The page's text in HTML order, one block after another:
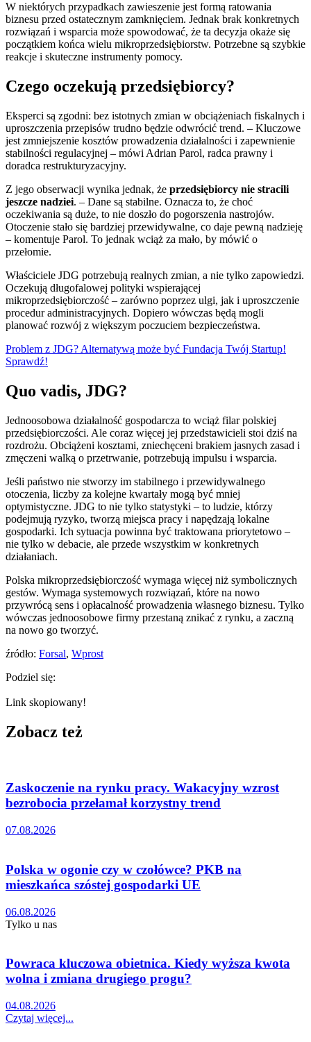
W niektórych przypadkach zawieszenie jest formą ratowania
biznesu przed ostatecznym zamknięciem. Jednak brak konkretnych
rozwiązań i wsparcia może spowodować, że ta decyzja okaże się
początkiem końca wielu mikroprzedsiębiorstw. Potrzebne są szybkie
reakcje i skuteczne instrumenty pomocy.
Czego oczekują przedsiębiorcy?
Eksperci są zgodni: bez istotnych zmian w obciążeniach fiskalnych i
uproszczenia przepisów trudno będzie odwrócić trend. – Kluczowe
jest zmniejszenie kosztów prowadzenia działalności i zapewnienie
stabilności regulacyjnej – mówi Adrian Parol, radca prawny i
doradca restrukturyzacyjny.
Z jego obserwacji wynika jednak, że przedsiębiorcy nie stracili
jeszcze nadziei. – Dane są stabilne. Oznacza to, że choć
oczekiwania są duże, to nie doszło do pogorszenia nastrojów.
Otoczenie stało się bardziej przewidywalne, co daje pewną nadzieję
– komentuje Parol. To jednak wciąż za mało, by mówić o
przełomie.
Właściciele JDG potrzebują realnych zmian, a nie tylko zapowiedzi.
Oczekują długofalowej polityki wspierającej
mikroprzedsiębiorczość – zarówno poprzez ulgi, jak i uproszczenie
procedur administracyjnych. Dopiero wówczas będą mogli
planować rozwój z większym poczuciem bezpieczeństwa.
Problem z JDG? Alternatywą może być Fundacja Twój Startup!
Sprawdź!
Quo vadis, JDG?
Jednoosobowa działalność gospodarcza to wciąż filar polskiej
przedsiębiorczości. Ale coraz więcej jej przedstawicieli stoi dziś na
rozdrożu. Obciążeni kosztami, zniechęceni brakiem jasnych zasad i
zmęczeni walką o przetrwanie, potrzebują impulsu i wsparcia.
Jeśli państwo nie stworzy im stabilnego i przewidywalnego
otoczenia, liczby za kolejne kwartały mogą być mniej
optymistyczne. JDG to nie tylko statystyki – to ludzie, którzy
podejmują ryzyko, tworzą miejsca pracy i napędzają lokalne
gospodarki. Ich sytuacja powinna być traktowana priorytetowo –
nie tylko w debacie, ale przede wszystkim w konkretnych
działaniach.
Polska mikroprzedsiębiorczość wymaga więcej niż symbolicznych
gestów. Wymaga systemowych rozwiązań, które na nowo
przywrócą sens i opłacalność prowadzenia własnego biznesu. Tylko
wówczas jednoosobowe firmy przestaną znikać z rynku, a zaczną
na nowo go tworzyć.
źródło: Forsal, Wprost
Podziel się:
Link skopiowany!
Zobacz też
Zaskoczenie na rynku pracy. Wakacyjny wzrost
bezrobocia przełamał korzystny trend
07.08.2026
Polska w ogonie czy w czołówce? PKB na
mieszkańca szóstej gospodarki UE
06.08.2026
Tylko u nas
Powraca kluczowa obietnica. Kiedy wyższa kwota
wolna i zmiana drugiego progu?
04.08.2026
Czytaj więcej...